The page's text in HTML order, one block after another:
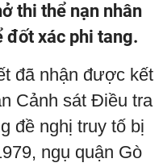
thi thể nạn nhân
đốt xác phi tang.
đã nhận được kết
Cảnh sát Điều tra
đề nghị truy tố bị
ngụ quận Gò